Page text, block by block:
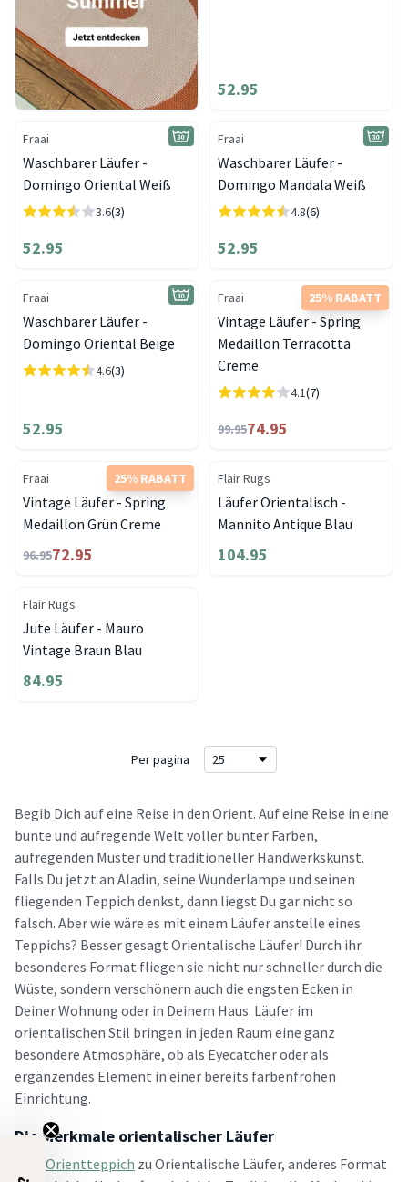
52.95
Fraai
Waschbarer Läufer -
Domingo Oriental Weiß
3.6(3)
52.95
Fraai
Waschbarer Läufer -
Domingo Mandala Weiß
4.8(6)
52.95
Fraai
Waschbarer Läufer -
Domingo Oriental Beige
4.6(3)
52.95
25% RABATT
Fraai
Vintage Läufer - Spring
Medaillon Terracotta
Creme
4.1(7)
99.9574.95
25% RABATT
Fraai
Vintage Läufer - Spring
Medaillon Grün Creme
96.9572.95
Flair Rugs
Läufer Orientalisch -
Mannito Antique Blau
104.95
Flair Rugs
Jute Läufer - Mauro
Vintage Braun Blau
84.95
Per pagina
Begib Dich auf eine Reise in den Orient. Auf eine Reise in eine
bunte und aufregende Welt voller bunter Farben,
aufregenden Muster und traditioneller Handwerkskunst.
Falls Du jetzt an Aladin, seine Wunderlampe und seinen
fliegenden Teppich denkst, dann liegst Du gar nicht so
falsch. Aber wie wäre es mit einem Läufer anstelle eines
Teppichs? Besser gesagt Orientalische Läufer! Durch ihr
besonderes Format fliegen sie nicht nur schneller durch die
Wüste, sondern verschönern auch die engsten Ecken in
Deiner Wohnung oder in Deinem Haus. Läufer im
orientalischen Stil bringen in jeden Raum eine ganz
besondere Atmosphäre, ob als Eyecatcher oder als
ergänzendes Element in einer bereits farbenfrohen
Einrichtung.
Die Merkmale orientalischer Läufer
Orientteppich zu Orientalische Läufer, anderes Format